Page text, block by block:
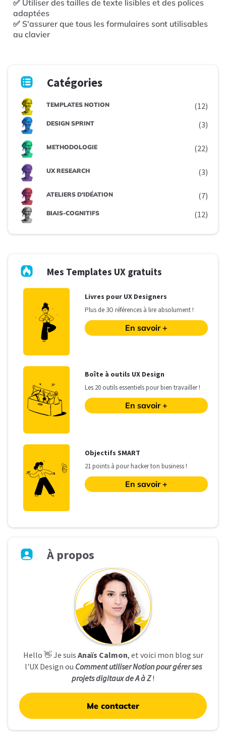
✅ Utiliser des tailles de texte lisibles et des polices
adaptées
✅ S'assurer que tous les formulaires sont utilisables
au clavier
Catégories
TEMPLATES NOTION (12)
DESIGN SPRINT (3)
METHODOLOGIE (22)
UX RESEARCH (3)
ATELIERS D'IDÉATION (7)
BIAIS-COGNITIFS (12)
Mes Templates UX gratuits
Livres pour UX Designers
Plus de 3O références à lire absolument !
En savoir +
Boîte à outils UX Design
Les 20 outils essentiels pour bien travailler !
En savoir +
Objectifs SMART
21 points à pour hacker ton business !
En savoir +
À propos
Hello 👋 Je suis Anaïs Calmon, et voici mon blog sur
l'UX Design ou Comment utiliser Notion pour gérer ses
projets digitaux de A à Z!
Me contacter